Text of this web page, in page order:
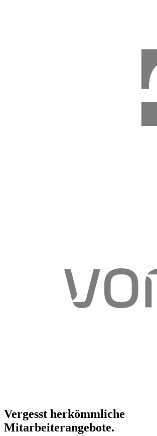
Vergesst herkömmliche
Mitarbeiterangebote.